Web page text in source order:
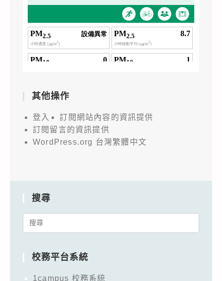
其他操作
登入
訂閱網站內容的資訊提供
訂閱留言的資訊提供
WordPress.org 台灣繁體中文
搜尋
Search
校務平台系統
1campus 校務系統